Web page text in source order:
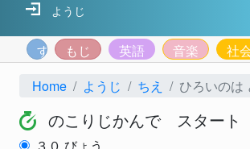
ようじ
すうじもじ 英語 音楽 社
Home
ようじ ちえ ひろいのは
のこりじかんで スタート